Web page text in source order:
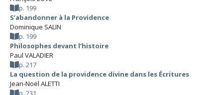
p. 199
S’abandonner à la Providence
Dominique SALIN
p. 199
Philosophes devant l’histoire
Paul VALADIER
p. 217
La question de la providence divine dans les Écritures
Jean-Noël ALETTI
p. 231